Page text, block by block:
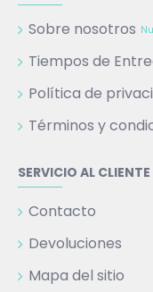
Sobre nosotros
Tiempos de
Política de
Términos y
SERVICIO AL CLIENTE
Contacto
Devoluciones
Mapa del sitio